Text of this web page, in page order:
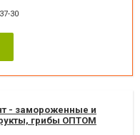
30
- замороженные и
грибы ОПТОМ